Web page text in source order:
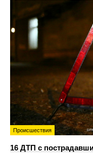
Происшествия
16 ДТП с